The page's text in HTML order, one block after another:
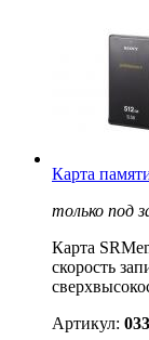
Карта
только под
Карта
скорость
Артикул: